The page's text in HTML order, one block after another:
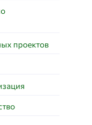
проектов